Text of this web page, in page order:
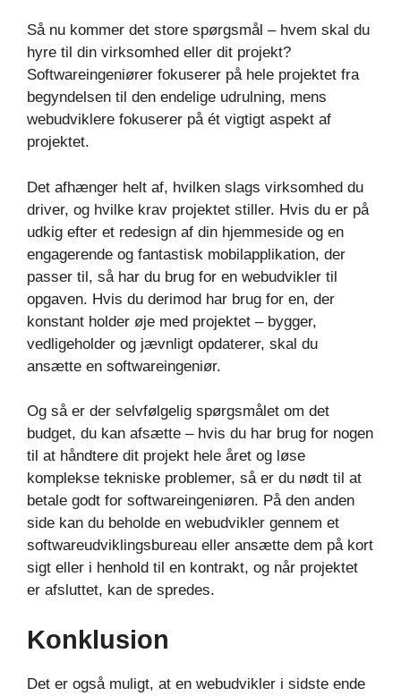
Så nu kommer det store spørgsmål – hvem skal du
hyre til din virksomhed eller dit projekt?
Softwareingeniører fokuserer på hele projektet fra
begyndelsen til den endelige udrulning, mens
webudviklere fokuserer på ét vigtigt aspekt af
projektet.
Det afhænger helt af, hvilken slags virksomhed du
driver, og hvilke krav projektet stiller. Hvis du er på
udkig efter et redesign af din hjemmeside og en
engagerende og fantastisk mobilapplikation, der
passer til, så har du brug for en webudvikler til
opgaven. Hvis du derimod har brug for en, der
konstant holder øje med projektet – bygger,
vedligeholder og jævnligt opdaterer, skal du
ansætte en softwareingeniør.
Og så er der selvfølgelig spørgsmålet om det
budget, du kan afsætte – hvis du har brug for nogen
til at håndtere dit projekt hele året og løse
komplekse tekniske problemer, så er du nødt til at
betale godt for softwareingeniøren. På den anden
side kan du beholde en webudvikler gennem et
softwareudviklingsbureau eller ansætte dem på kort
sigt eller i henhold til en kontrakt, og når projektet
er afsluttet, kan de spredes.
Konklusion
Det er også muligt, at en webudvikler i sidste ende